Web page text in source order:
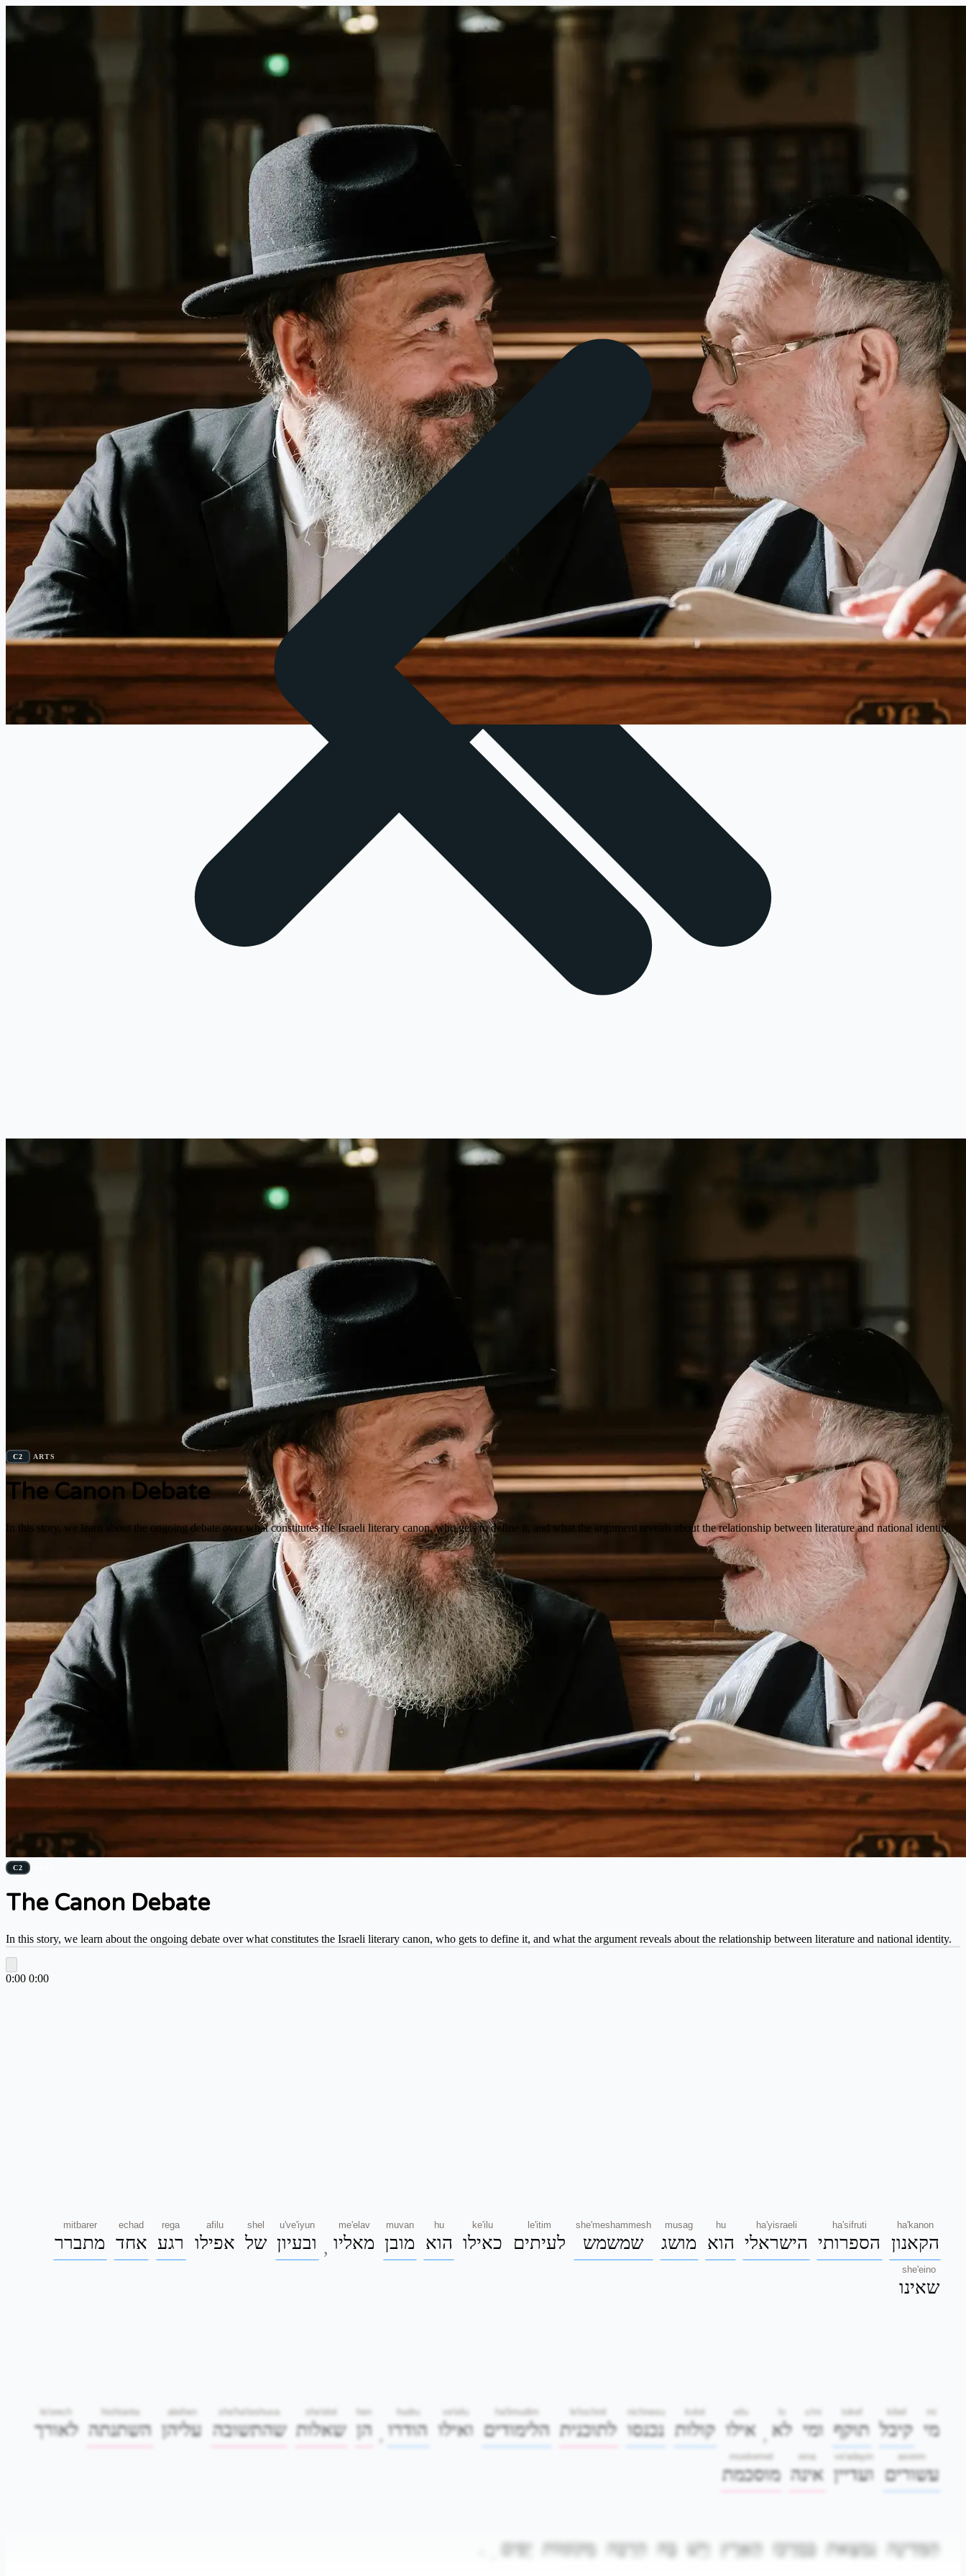
C2 ARTS
The Canon Debate
In this story, we learn about the ongoing debate over what constitutes the Israeli literary canon, who gets to define it, and what the argument reveals about the relationship between literature and national identity.
C2
The Canon Debate
In this story, we learn about the ongoing debate over what constitutes the Israeli literary canon, who gets to define it, and what the argument reveals about the relationship between literature and national identity.
0:00 0:00
ha'kanon
הקאנון
ha'sifruti
הספרותי
ha'yisraeli
הישראלי
hu
הוא
musag
מושג
she'meshammesh
שמשמש
le'itim
לעיתים
ke'ilu
כאילו
hu
הוא
muvan
מובן
me'elav
מאליו ,
u've'iyun
ובעיון
shel
של
afilu
אפילו
rega
רגע
echad
אחד
mitbarer
מתברר
she'eino
שאינו
mi
מי
kibel
קיבל
tokef
תוקף
u'mi
ומי לא ,
eilu
אילו
kolot
קולות
nichnesu
נכנסו
le'tochnit
לתוכנית
ha'limudim
הלימודים
ve'eilu
ואילו
hudru
הודרו ,
hen
הן
she'elot
שאלות
she'ha'teshuva
שהתשובה
aleihen
עליהן
hishtanta
השתנתה
le'orech
לאורך
asorim
עשורים
ve'adayin
ועדיין
eina
אינה
muskemet
מוסכמת
הַמְּדִינָה נִמְצֵאת בְּמֶרְכַּז הָאָרֶץ וְיֵשׁ בָּהּ הַרְבֵּה מְקוֹמוֹת יָפִים